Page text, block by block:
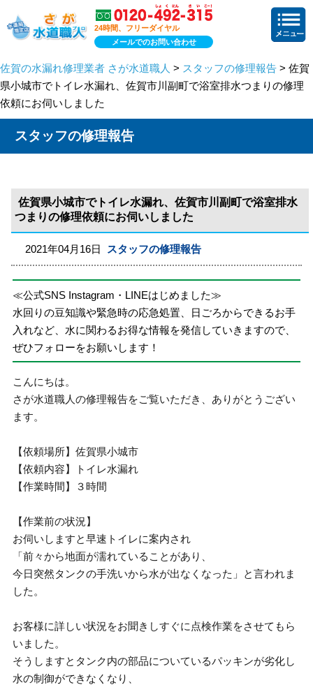
24時間、フリーダイヤル
メールでのお問い合わせ
佐賀の水漏れ修理業者 さが水道職人 > スタッフの修理報告 > 佐賀
県小城市でトイレ水漏れ、佐賀市川副町で浴室排水つまりの修理
依頼にお伺いしました
スタッフの修理報告
佐賀県小城市でトイレ水漏れ、佐賀市川副町で浴室排水
つまりの修理依頼にお伺いしました
2021年04月16日 スタッフの修理報告
≪公式SNS Instagram・LINEはじめました≫
水回りの豆知識や緊急時の応急処置、日ごろからできるお手
入れなど、水に関わるお得な情報を発信していきますので、
ぜひフォローをお願いします！
こんにちは。
さが水道職人の修理報告をご覧いただき、ありがとうござい
ます。
【依頼場所】佐賀県小城市
【依頼内容】トイレ水漏れ
【作業時間】３時間
【作業前の状況】
お伺いしますと早速トイレに案内され
「前々から地面が濡れていることがあり、
今日突然タンクの手洗いから水が出なくなった」と言われま
した。
お客様に詳しい状況をお聞きしすぐに点検作業をさせてもら
いました。
そうしますとタンク内の部品についているパッキンが劣化し
水の制御ができなくなり、